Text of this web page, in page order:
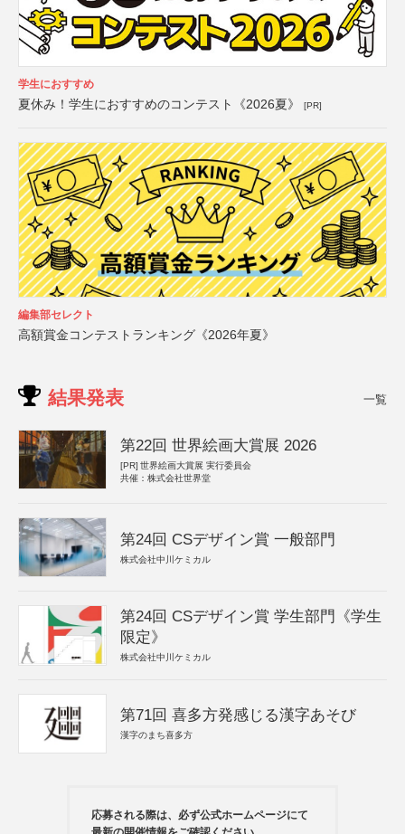
学生におすすめ
夏休み！学生におすすめのコンテスト《2026夏》 [PR]
編集部セレクト
高額賞金コンテストランキング《2026年夏》
結果発表 一覧
第22回 世界絵画大賞展 2026
[PR] 世界絵画大賞展 実行委員会
共催：株式会社世界堂
第24回 CSデザイン賞 一般部門
株式会社中川ケミカル
第24回 CSデザイン賞 学生部門《学生
限定》
株式会社中川ケミカル
第71回 喜多方発感じる漢字あそび
漢字のまち喜多方
応募される際は、必ず公式ホームページにて
最新の開催情報をご確認ください。